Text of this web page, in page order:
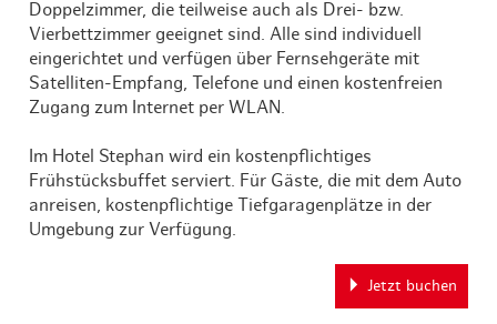
Doppelzimmer, die teilweise auch als Drei- bzw.
Vierbettzimmer geeignet sind. Alle sind individuell
eingerichtet und verfügen über Fernsehgeräte mit
Satelliten-Empfang, Telefone und einen kostenfreien
Zugang zum Internet per WLAN.
Im Hotel Stephan wird ein kostenpflichtiges
Frühstücksbuffet serviert. Für Gäste, die mit dem Auto
anreisen, kostenpflichtige Tiefgaragenplätze in der
Umgebung zur Verfügung.
Jetzt buchen